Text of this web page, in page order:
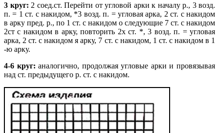
3 круг: 2 соед.ст. Перейти oт угловой арки к началу р., 3 возд.
п. = 1 ст. с накидом, *3 возд. п. = угловая арка, 2 ст. с накидом
в арку пред. р., по 1 ст. с накидом о следующие 7 ст. с накидом
2ст с накидом в арку, повторить 2х ст. *, 3 возд. п. = угловая
арка, 2 ст. с накидом я арку, 7 ст. с накидом, 1 ст. с накидом в 1
-ю арку.
4-6 круг: аналогично, продолжая угловые арки и провязывая
над ст. предыдущего р. ст. с накидом.